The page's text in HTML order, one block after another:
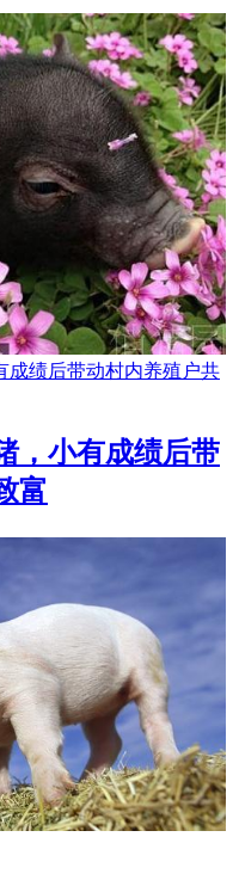
，小有成绩后带
富